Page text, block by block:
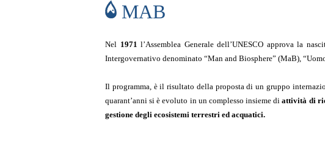
MAB
Nel 1971 l’Assemblea Generale dell’UNESCO approva la
Intergovernativo denominato “Man and Biosphere” (MaB),
Il programma, è il risultato della proposta di un gruppo
quarant’anni si è evoluto in un complesso insieme diattività di
gestione degli ecosistemi terrestri ed acquatici.